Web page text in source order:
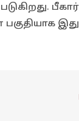
பகுதியாக